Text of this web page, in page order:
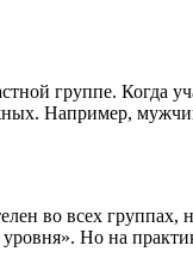
группе. Когда
Например,
во всех группах,
Но на